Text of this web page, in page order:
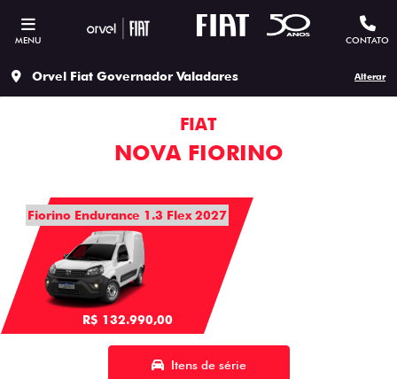
MENU CONTATO
Orvel Fiat Governador Valadares Alterar
FIAT
NOVA FIORINO
Fiorino Endurance 1.3 Flex 2027
R$ 132.990,00
Itens de série